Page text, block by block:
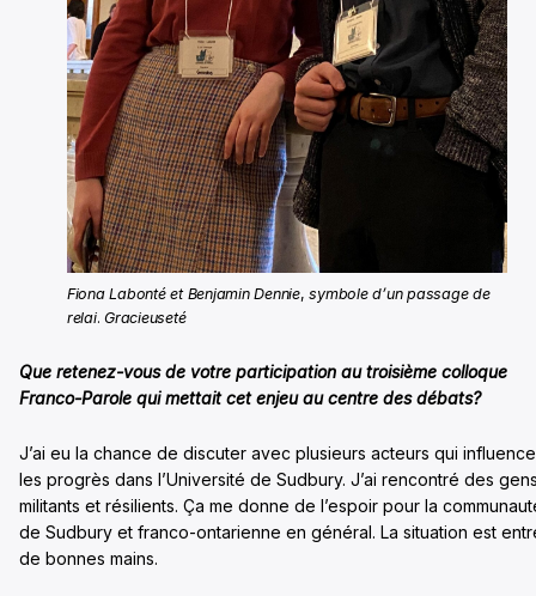
Fiona Labonté et Benjamin Dennie, symbole d’un passage de
relai.Gracieuseté
Que retenez-vous de votre participation au troisième colloque
Franco-Parole qui mettait cet enjeu au centre des débats?
J’ai eu la chance de discuter avec plusieurs acteurs qui
les progrès dans l’Université de Sudbury. J’ai rencontré des
militants et résilients. Ça me donne de l’espoir pour la
de Sudbury et franco-ontarienne en général. La situation est
de bonnes mains.